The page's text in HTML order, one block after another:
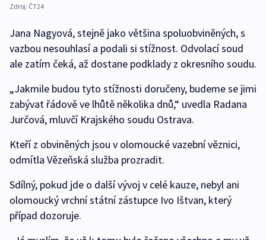
Zdroj: ČT24
Jana Nagyová, stejně jako většina spoluobviněných, s
vazbou nesouhlasí a podali si stížnost. Odvolací soud
ale zatím čeká, až dostane podklady z okresního soudu.
„Jakmile budou tyto stížnosti doručeny, budeme se jimi
zabývat řádově ve lhůtě několika dnů,“ uvedla Radana
Jurčová, mluvčí Krajského soudu Ostrava.
Kteří z obviněných jsou v olomoucké vazební věznici,
odmítla Vězeňská služba prozradit.
Sdílný, pokud jde o další vývoj v celé kauze, nebyl ani
olomoucký vrchní státní zástupce Ivo Ištvan, který
případ dozoruje.